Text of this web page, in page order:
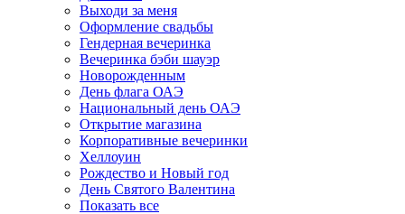
Выходи за меня
Оформление свадьбы
Гендерная вечеринка
Вечеринка бэби шауэр
Новорожденным
День флага ОАЭ
Национальный день ОАЭ
Открытие магазина
Корпоративные вечеринки
Хеллоуин
Рождество и Новый год
День Святого Валентина
Показать все